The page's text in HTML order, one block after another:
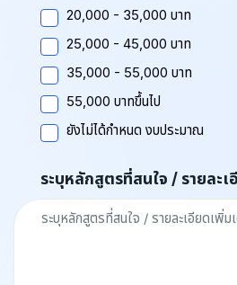
20,000 - 35,000 บาท
25,000 - 45,000 บาท
35,000 - 55,000 บาท
55,000 บาทขึ้นไป
ยังไม่ได้กำหนด งบประมาณ
ระบุหลักสูตรที่สนใจ / รายละ